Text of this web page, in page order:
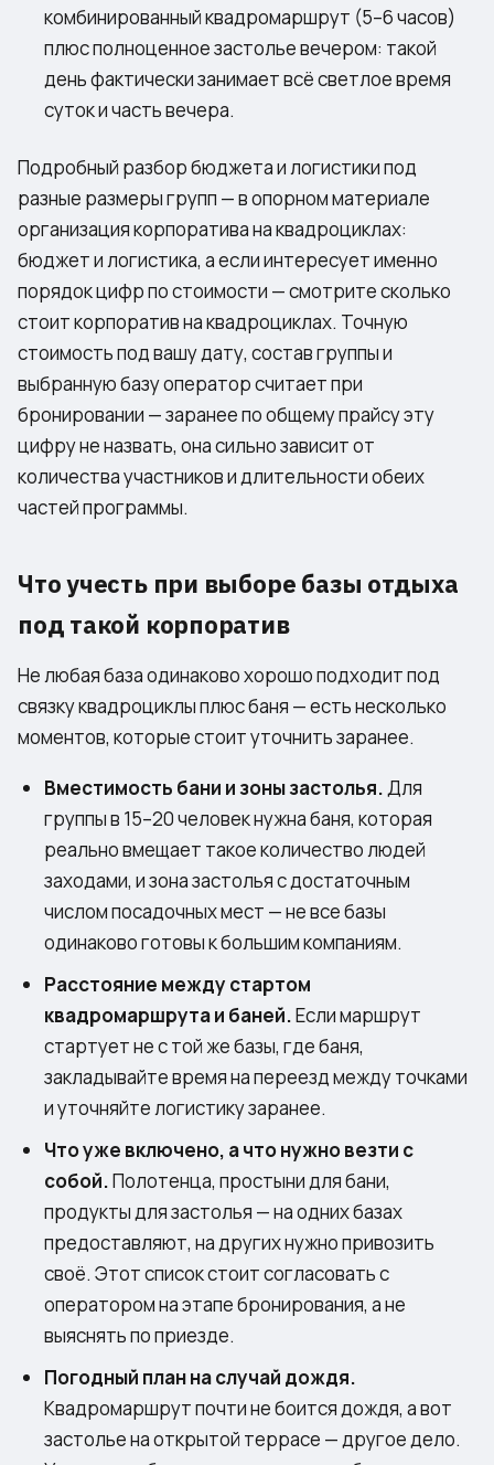
комбинированный квадромаршрут (5–6 часов)
плюс полноценное застолье вечером: такой
день фактически занимает всё светлое время
суток и часть вечера.
Подробный разбор бюджета и логистики под
разные размеры групп — в опорном материале
организация корпоратива на квадроциклах:
бюджет и логистика, а если интересует именно
порядок цифр по стоимости — смотритесколько
стоит корпоратив на квадроциклах. Точную
стоимость под вашу дату, состав группы и
выбранную базу оператор считает при
бронировании — заранее по общему прайсу эту
цифру не назвать, она сильно зависит от
количества участников и длительности обеих
частей программы.
Что учесть при выборе базы отдыха
под такой корпоратив
Не любая база одинаково хорошо подходит под
связку квадроциклы плюс баня — есть несколько
моментов, которые стоит уточнить заранее.
Вместимость бани и зоны застолья.Для
группы в 15–20 человек нужна баня, которая
реально вмещает такое количество людей
заходами, и зона застолья с достаточным
числом посадочных мест — не все базы
одинаково готовы к большим компаниям.
Расстояние между стартом
квадромаршрута и баней.Если маршрут
стартует не с той же базы, где баня,
закладывайте время на переезд между точками
и уточняйте логистику заранее.
Что уже включено, а что нужно везти с
собой.Полотенца, простыни для бани,
продукты для застолья — на одних базах
предоставляют, на других нужно привозить
своё. Этот список стоит согласовать с
оператором на этапе бронирования, а не
выяснять по приезде.
Погодный план на случай дождя.
Квадромаршрут почти не боится дождя, а вот
застолье на открытой террасе — другое дело.